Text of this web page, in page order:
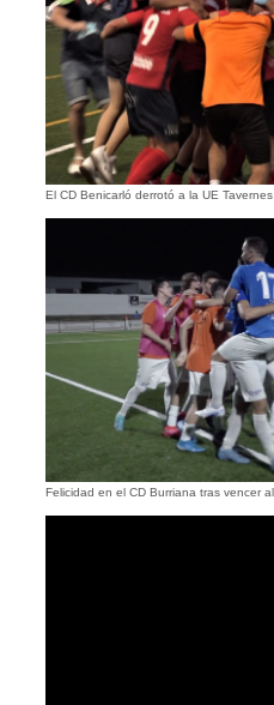
El CD Benicarló derrotó a la UE
Felicidad en el CD Burriana tras vencer